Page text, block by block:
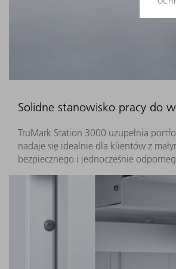
Solidne stanowisko pracy do
TruMark Station 3000 uzupełnia
nadaje się idealnie dla klientów z
bezpiecznego i jednocześnie